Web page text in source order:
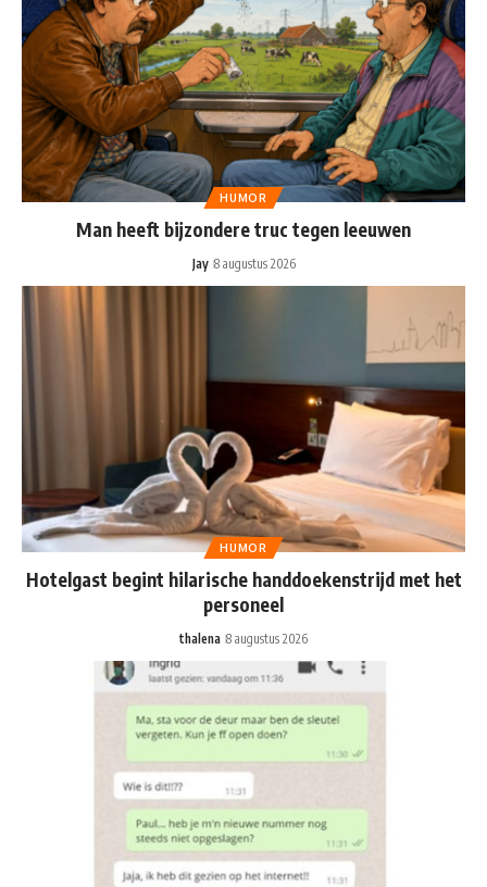
HUMOR
Man heeft bijzondere truc tegen leeuwen
Jay 8 augustus 2026
HUMOR
Hotelgast begint hilarische handdoekenstrijd met het
personeel
thalena 8 augustus 2026